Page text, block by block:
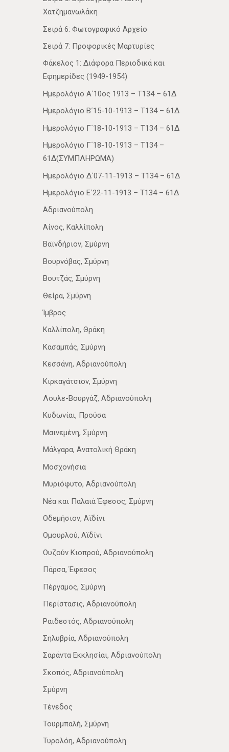
Χατζημανωλάκη
Σειρά 6: Φωτογραφικό Αρχείο
Σειρά 7: Προφορικές Μαρτυρίες
Φάκελος 1: Διάφορα Περιοδικά και
Εφημερίδες (1949-1954)
Ημερολόγιο Α΄10ος 1913 – Τ134 – 61Δ
Ημερολόγιο Β΄15-10-1913 – Τ134 – 61Δ
Ημερολόγιο Γ΄18-10-1913 – Τ134 – 61Δ
Ημερολόγιο Γ΄18-10-1913 – Τ134 –
61Δ(ΣΥΜΠΛΗΡΩΜΑ)
Ημερολόγιο Δ΄07-11-1913 – Τ134 – 61Δ
Ημερολόγιο Ε΄22-11-1913 – Τ134 – 61Δ
Αδριανούπολη
Αίνος, Καλλίπολη
Βαϊνδήριον, Σμύρνη
Βουρνόβας, Σμύρνη
Βουτζάς, Σμύρνη
Θείρα, Σμύρνη
Ίμβρος
Καλλίπολη, Θράκη
Κασαμπάς, Σμύρνη
Κεσσάνη, Αδριανούπολη
Κιρκαγάτσιον, Σμύρνη
Λουλε-Βουργάζ, Αδριανούπολη
Κυδωνίαι, Προύσα
Μαινεμένη, Σμύρνη
Μάλγαρα, Ανατολική Θράκη
Μοσχονήσια
Μυριόφυτο, Αδριανούπολη
Νέα­ και Παλαιά Έφεσος, Σμύρνη
Οδεμήσιον, Αϊδίνι
Ομουρλού, Αϊδίνι
Ουζούν Κιοπρού, Αδριανούπολη
Πάρσα, Έφεσος
Πέργαμος, Σμύρνη
Περίστασις, Αδριανούπολη
Ραιδεστός, Αδριανούπολη
Σηλυβρία, Αδριανούπολη
Σαράντα Εκκλησίαι, Αδριανούπολη
Σκοπός, Αδριανούπολη
Σμύρνη
Τένεδος
Τουρμπαλή, Σμύρνη
Τυρολόη, Αδριανούπολη